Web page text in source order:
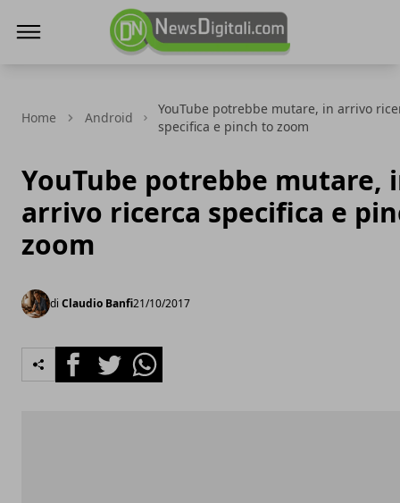
Home Android
YouTube potrebbe mutare, in arrivo
specifica e pinch to zoom
YouTube potrebbe mutare,
arrivo ricerca specifica e
zoom
di Claudio Banfi21/10/2017
FacebookTwitterWhatsapp